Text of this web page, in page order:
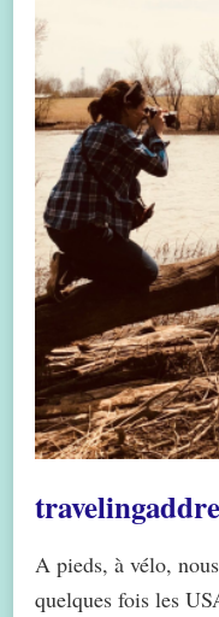
A pieds, à vélo,
quelques fois les